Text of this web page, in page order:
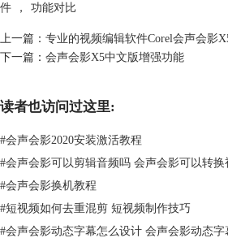
新增功能模板库 将模板直接从素材库拖动到
制作您自己的模板、从Corel指南下载模板或
藏或显示轨道，此功能对添加多种语言的字幕
件
， 功能对比
上一篇： 专业的视频编辑软件Corel会声会影
下一篇： 会声会影X5中文版增强功能
读者也访问过这里:
#会声会影2020安装激活教程
#会声会影可以剪辑音频吗 会声会影可以转换
#会声会影换机教程
#短视频如何去重混剪 短视频制作技巧
#会声会影动态字幕怎么设计 会声会影动态